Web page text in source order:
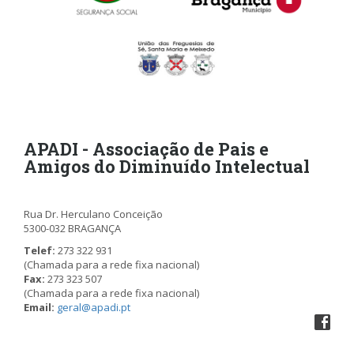
APADI - Associação de Pais e
Amigos do Diminuído Intelectual
Rua Dr. Herculano Conceição
5300-032 BRAGANÇA
Telef: 273 322 931
(Chamada para a rede fixa nacional)
Fax: 273 323 507
(Chamada para a rede fixa nacional)
Email: geral@apadi.pt